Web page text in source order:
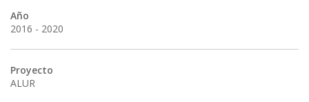
Año
2016 - 2020
Proyecto
ALUR